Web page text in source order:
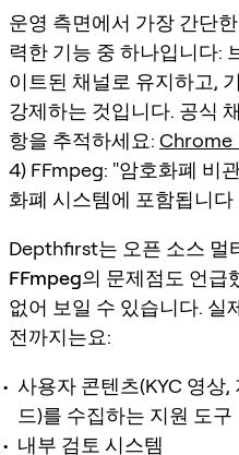
운영 측면에서 가장 간단
력한 기능 중 하나입니다:
이트된 채널로 유지하고,
강제하는 것입니다. 공식
항을 추적하세요: Chrome
4) FFmpeg: "암호화폐 비
화폐 시스템에 포함됩니다
Depthfirst는 오픈 소스 멀
FFmpeg의 문제점도 언급
없어 보일 수 있습니다. 실
전까지는요:
사용자 콘텐츠(KYC 영상,
드)를 수집하는 지원 도구
내부 검토 시스템